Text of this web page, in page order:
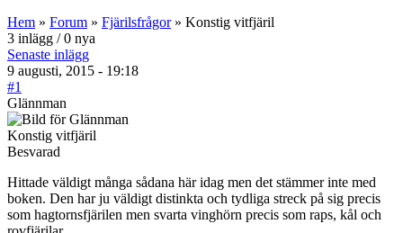
Hem » Forum » Fjärilsfrågor» Konstig vitfjäril
3 inlägg / 0 nya
Senaste inlägg
9 augusti, 2015 - 19:18
#1
Glännman
Konstig vitfjäril
Besvarad
Hittade väldigt många sådana här idag men det stämmer inte med
boken. Den har ju väldigt distinkta och tydliga streck på sig precis
som hagtornsfjärilen men svarta vinghörn precis som raps, kål och